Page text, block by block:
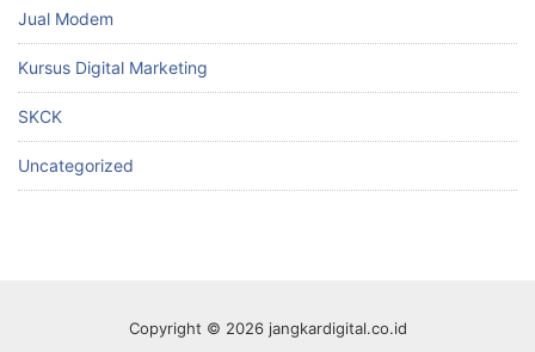
Jual Modem
Kursus Digital Marketing
SKCK
Uncategorized
Copyright © 2026 jangkardigital.co.id